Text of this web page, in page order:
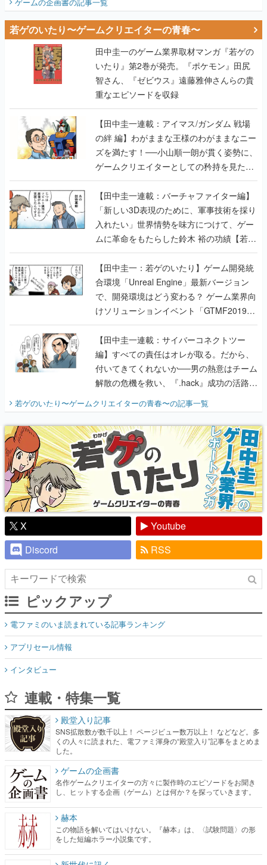
若ゲのいたり〜ゲームクリエイターの青春〜
田中圭一のゲーム業界取材マンガ『若ゲの
いたり』第2巻が発売。『ポケモン』田尻
智さん、『ゼビウス』遠藤雅伸さんらの貴
重なエピソードを収録
【田中圭一連載：アイマス/ガンダム 戦場
の絆 編】わがままな王様のわがままなニー
ズを満たす！──小山順一朗が貫く姿勢に、
ゲームクリエイターとしての矜持を見た
【若ゲのいたり最終回】
【田中圭一連載：バーチャファイター編】
「新しい3D表現のために、軍事技術を採り
入れたい」世界情勢を味方につけて、ゲー
ムに革命をもたらした鈴木 裕の功績【若ゲ
のいたり】
【田中圭一：若ゲのいたり】ゲーム開発統
合環境「Unreal Engine」最新バージョン
で、開発環境はどう変わる？ ゲーム業界向
けソリューションイベント「GTMF2019」
に行って、より理解を深めよう【PR】
【田中圭一連載：サイバーコネクトツー
編】すべての責任はオレが取る。だから、
付いてきてくれないか──男の熱意はチーム
解散の危機を救い、『.hack』成功の活路を
『少年ジャンプ』色だった【若ゲのいた
り】
若ゲのいたり〜ゲームクリエイターの青春〜の記事一覧
X
Youtube
Discord
RSS
ピックアップ
電ファミのいま読まれている記事ランキング
アプリセール情報
インタビュー
連載・特集一覧
殿堂入り記事
SNS拡散数が数千以上！ ページビュー数万以上！ などなど。多
くの人々に読まれた、電ファミ渾身の“殿堂入り”記事をまとめま
した。
ゲームの企画書
名作ゲームクリエイターの方々に製作時のエピソードをお聞き
し、ヒットする企画（ゲーム）とは何か？を探っていきます。
赫本
この物語を解いてはいけない。『赫本』は、〈試験問題〉の形
をした短編ホラー小説集です。